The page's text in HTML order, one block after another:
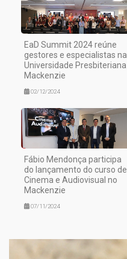
EaD Summit 2024 reúne
gestores e especialistas na
Universidade Presbiteriana
Mackenzie
02/12/2024
Fábio Mendonça participa
do lançamento do curso de
Cinema e Audiovisual no
Mackenzie
07/11/2024